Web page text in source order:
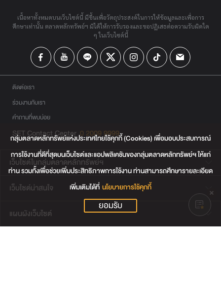
เนื้อหาทั้งหมดบนเว็บไซต์นี้ มีขึ้นเพื่อวัตถุประสงค์ในการให้ข้อมูลและเพื่อการ
ศึกษาเท่านั้น ตลาดหลักทรัพย์ฯ มิได้ให้การรับรองและขอปฏิเสธต่อความรับผิดใด
ๆ ในเว็บไซต์นี้
ติดต่อเรา
ร่วมงานกับเรา
คำถามที่พบบ่อย
SET Contact Center 0 2009 9999
เว็บไซต์ในกลุ่มตลาดหลักทรัพย์ฯ
เว็บไซต์น่าสนใจ
แผนผังเว็บไซต์
กลุ่มตลาดหลักทรัพย์แห่งประเทศไทยใช้คุกกี้ (Cookies) เพื่อมอบประสบการณ์
การใช้งานที่ดีที่สุดบนเว็บไซต์และแอปพลิเคชันของกลุ่มตลาดหลักทรัพย์ฯ ให้แก่
ท่าน รวมทั้งเพื่อช่วยเพิ่มประสิทธิภาพการใช้งาน ท่านสามารถศึกษารายละเอียด
เพิ่มเติมได้ที่ นโยบายการใช้คุกกี้
ยอมรับ